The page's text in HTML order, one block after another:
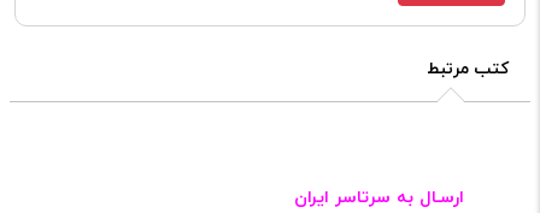
کتب مرتبط
ارسـال به سرتاسر ایران